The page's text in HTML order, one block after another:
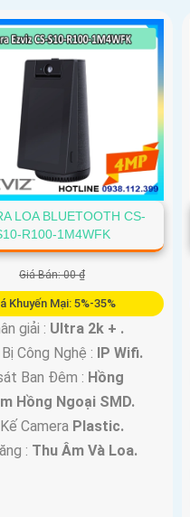
LOA BLUETOOTH CS-
R100-1M4WFK
Giá Bán: 00 ₫
Khuyến Mại: 5%-35%
giải : Ultra 2k + .
Công Nghệ : IP Wifi.
Ban Đêm : Hồng
Hồng Ngoại SMD.
Camera Plastic.
: Thu Âm Và Loa.